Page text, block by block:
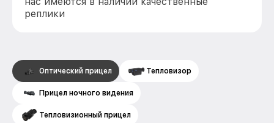
реплики
Оптический прицел Тепловизор
Прицел ночного видения
Тепловизионный прицел